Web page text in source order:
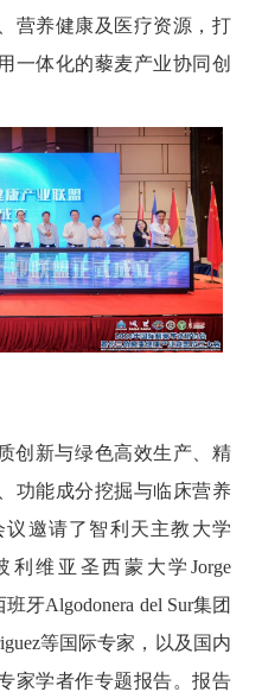
营养健康及医疗资源，打
一体化的藜麦产业协同创
创新与绿色高效生产、精
功能成分挖掘与临床营养
邀请了智利天主教大学
利维亚圣西蒙大学Jorge
牙Algodonera del Sur集团
等国际专家，以及国内
家学者作专题报告。报告